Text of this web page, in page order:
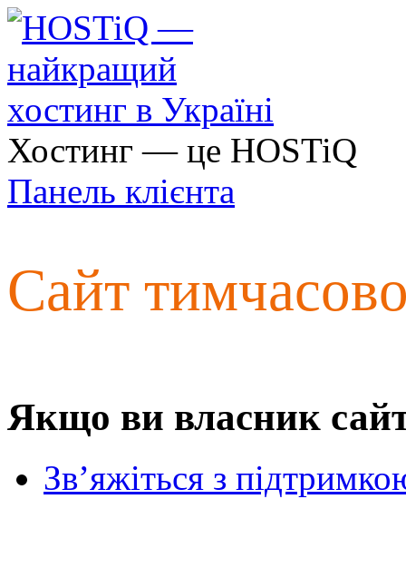
Хостинг — це HOSTiQ
Панель клієнта
Сайт
Якщо ви власник
Зв’яжіться з